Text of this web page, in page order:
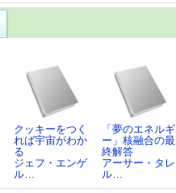
クッキーをつく
れば宇宙がわか
る
ジェフ・エンゲ
ル…
「夢のエネルギ
ー」核融合の最
終解答
アーサー・タレ
ル…